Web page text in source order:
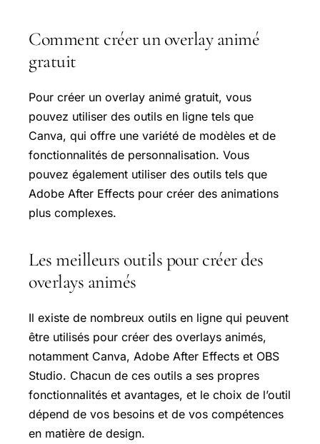
Comment créer un overlay animé
gratuit
Pour créer un overlay animé gratuit, vous
pouvez utiliser des outils en ligne tels que
Canva, qui offre une variété de modèles et de
fonctionnalités de personnalisation. Vous
pouvez également utiliser des outils tels que
Adobe After Effects pour créer des animations
plus complexes.
Les meilleurs outils pour créer des
overlays animés
Il existe de nombreux outils en ligne qui peuvent
être utilisés pour créer des overlays animés,
notamment Canva, Adobe After Effects et OBS
Studio. Chacun de ces outils a ses propres
fonctionnalités et avantages, et le choix de l’outil
dépend de vos besoins et de vos compétences
en matière de design.